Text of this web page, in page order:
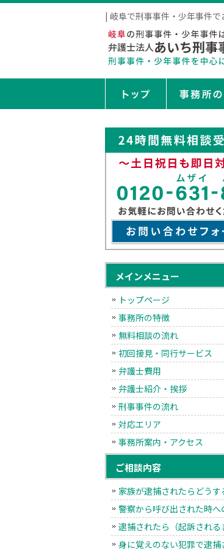
| 岐阜で刑事事件・少年事件
メインメニュー
トップページ
事務所の特徴
無料相談の流れ
初回接見・同行サービス
弁護士費用
弁護士紹介・挨拶
刑事事件の流れ
対応エリア
事務所案内・アクセス
ご相談内容
家族が逮捕されたらどうす
警察から呼び出された時へ
逮捕されたら（起訴される
身に覚えのない犯罪で逮捕